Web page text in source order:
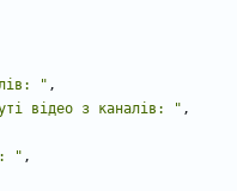
" ,
відео з каналів: " ,
" ,